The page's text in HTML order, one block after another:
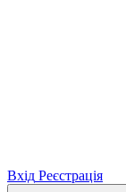
Вхід Реєстрація